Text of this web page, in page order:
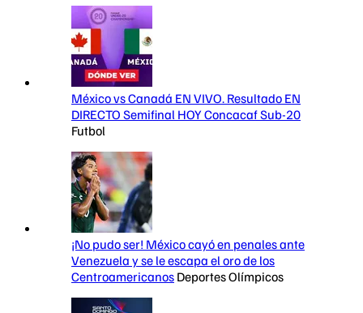
México vs Canadá EN VIVO. Resultado EN
DIRECTO Semifinal HOY Concacaf Sub-20
Futbol
¡No pudo ser! México cayó en penales ante
Venezuela y se le escapa el oro de los
Centroamericanos Deportes Olímpicos